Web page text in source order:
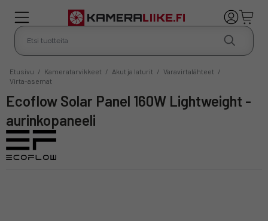
Etusivu / Kameratarvikkeet / Akut ja laturit / Varavirtalähteet /
Virta-asemat
Ecoflow Solar Panel 160W Lightweight -
aurinkopaneeli